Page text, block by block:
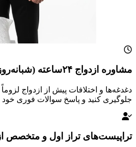
مشاوره ازدواج ۲۴ساعته (شبانه‌روزی)
دغدغه‌ها و اختلافات پیش از ازدواج
جلوگیری کنید و پاسخ سوالات فوری خود
تراپیست‌های تراز اول و متخصص